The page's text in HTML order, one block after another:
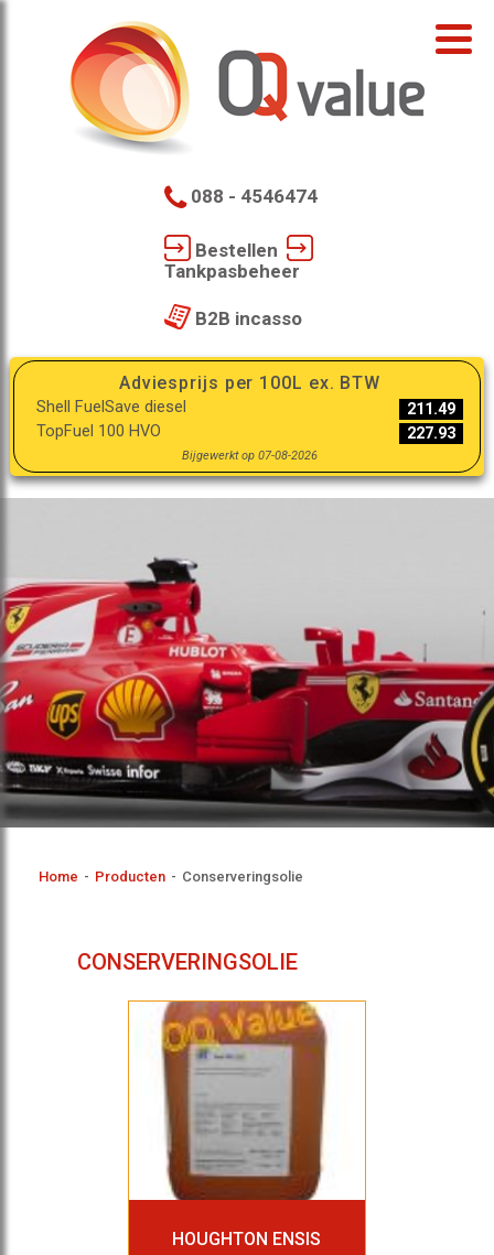
088 - 4546474
Bestellen
Tankpasbeheer
B2B incasso
Adviesprijs per 100L ex. BTW
Shell FuelSave diesel
211.49
TopFuel 100 HVO
227.93
Bijgewerkt op 07-08-2026
Home - Producten - Conserveringsolie
CONSERVERINGSOLIE
HOUGHTON ENSIS